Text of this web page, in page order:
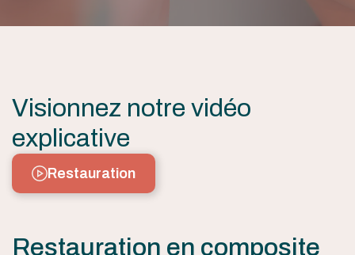
Visionnez notre vidéo
explicative
Restauration
Restauration en composite